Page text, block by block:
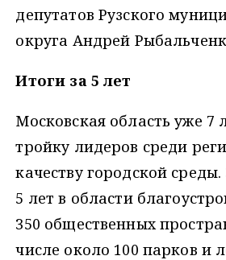
депутатов Рузского
округа Андрей
Итоги за 5 лет
Московская область уже 7
тройку лидеров среди
качеству городской
5 лет в области
350 общественных
числе около 100 парков и